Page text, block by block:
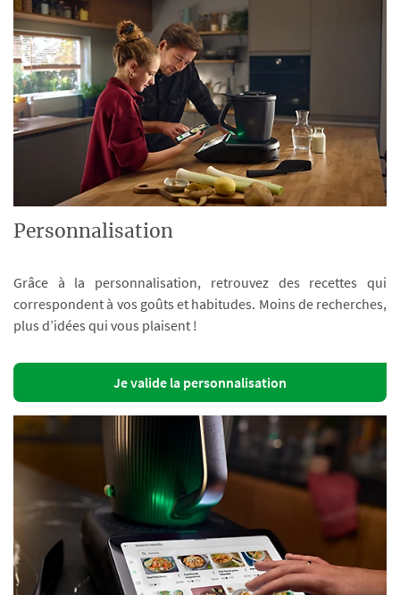
Personnalisation
Grâce à la personnalisation, retrouvez des recettes qui
correspondent à vos goûts et habitudes. Moins de recherches,
plus d’idées qui vous plaisent !
Je valide la personnalisation